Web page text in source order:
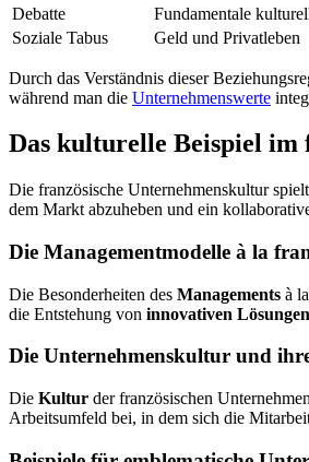
Debatte
Fundamentale
Soziale Tabus
Geld und Privatleben
Durch das Verständnis dieser
während man die Unternehmenswerte
Das kulturelle Beispiel im
Die französische Unternehmenskultur
dem Markt abzuheben und ein
Die Managementmodelle à la
Die Besonderheiten des Managements à
die Entstehung von innovativen Lösungen
Die Unternehmenskultur und
Die Kultur der französischen
Arbeitsumfeld bei, in dem sich die